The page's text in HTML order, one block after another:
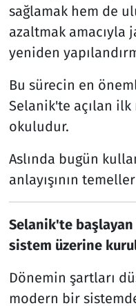
sağlamak hem de
azaltmak amacıyla
yeniden
Bu sürecin en
Selanik'te açılan
okuludur.
Aslında bugün
anlayışının
Selanik'te
sistem üzerine
Dönemin şartları
modern bir